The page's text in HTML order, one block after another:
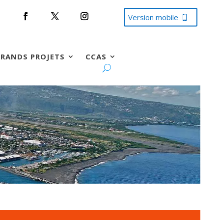
Version mobile
PROJETS CCAS